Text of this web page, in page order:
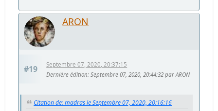
ARON
#19
Septembre 07, 2020, 20:37:15
Dernière édition: Septembre 07, 2020, 20:44:32 par ARON
Citation de: madras le Septembre 07, 2020, 20:16:16